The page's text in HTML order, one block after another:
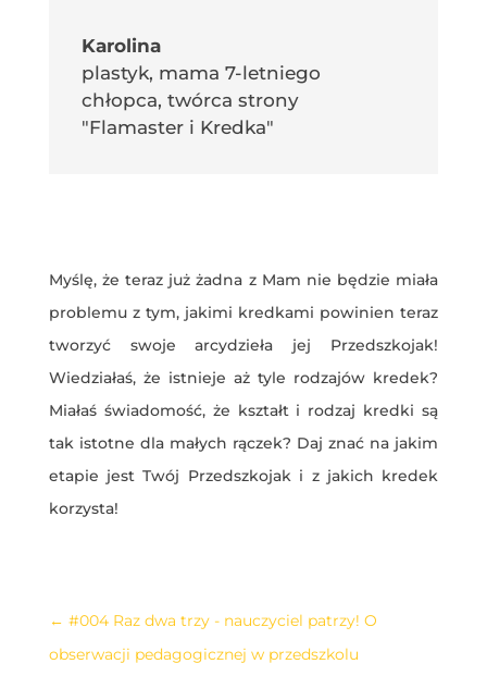
Karolina
plastyk, mama 7-letniego
chłopca, twórca strony
"Flamaster i Kredka"
Myślę, że teraz już żadna z Mam nie będzie miała
problemu z tym, jakimi kredkami powinien teraz
tworzyć swoje arcydzieła jej Przedszkojak!
Wiedziałaś, że istnieje aż tyle rodzajów kredek?
Miałaś świadomość, że kształt i rodzaj kredki są
tak istotne dla małych rączek? Daj znać na jakim
etapie jest Twój Przedszkojak i z jakich kredek
korzysta!
← #004 Raz dwa trzy - nauczyciel patrzy! O
obserwacji pedagogicznej w przedszkolu